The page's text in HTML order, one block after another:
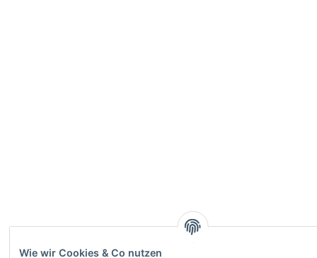
Wie wir Cookies & Co nutzen